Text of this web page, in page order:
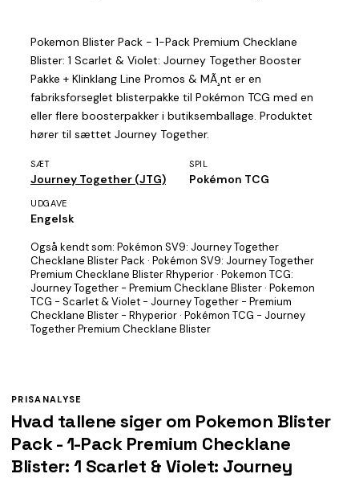
Pokemon Blister Pack - 1-Pack Premium Checklane
Blister: 1 Scarlet & Violet: Journey Together Booster
Pakke + Klinklang Line Promos & MÃ¸nt er en
fabriksforseglet blisterpakke til Pokémon TCG med en
eller flere boosterpakker i butiksemballage. Produktet
hører til sættet Journey Together.
SÆT
Journey Together (JTG)
SPIL
Pokémon TCG
UDGAVE
Engelsk
Også kendt som: Pokémon SV9: Journey Together
Checklane Blister Pack · Pokémon SV9: Journey Together
Premium Checklane Blister Rhyperior · Pokemon TCG:
Journey Together - Premium Checklane Blister · Pokemon
TCG - Scarlet & Violet - Journey Together - Premium
Checklane Blister - Rhyperior · Pokémon TCG - Journey
Together Premium Checklane Blister
PRISANALYSE
Hvad tallene siger om Pokemon Blister
Pack - 1-Pack Premium Checklane
Blister: 1 Scarlet & Violet: Journey